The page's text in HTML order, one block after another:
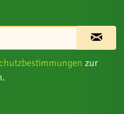
zur